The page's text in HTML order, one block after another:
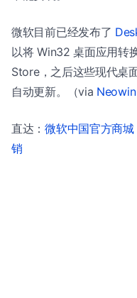
微软目前已经发布了
以将 Win32 桌面应用转
Store，之后这些现代桌
自动更新。（via Neowin
直达：微软中国官方商
销